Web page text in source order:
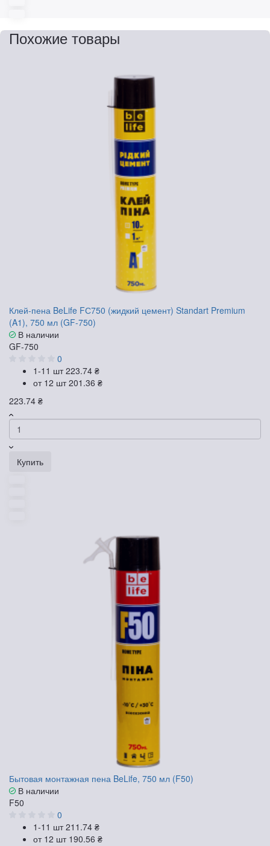
Похожие товары
Клей-пена BeLife FС750 (жидкий цемент) Standart Premium
(A1), 750 мл (GF-750)
В наличии
GF-750
0
1-11 шт223.74 ₴
от 12 шт201.36 ₴
223.74 ₴
Купить
Бытовая монтажная пена BeLife, 750 мл (F50)
В наличии
F50
0
1-11 шт211.74 ₴
от 12 шт 190.56 ₴